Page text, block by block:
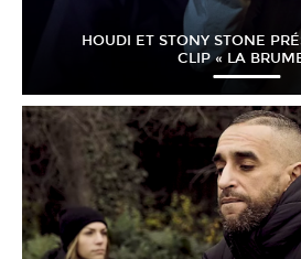
HOUDI ET STONY STONE
CLIP « LA